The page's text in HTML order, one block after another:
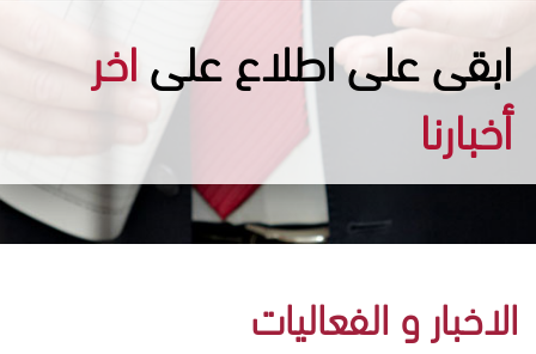
ابقى على اطلاع علىاخر
أخبارنا
الاخبار و الفعاليات